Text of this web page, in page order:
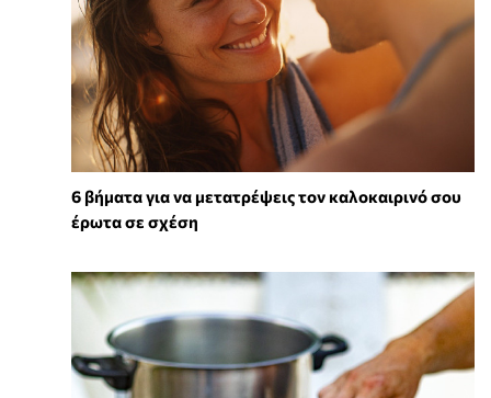
6 βήματα για να μετατρέψεις τον καλοκαιρινό σου
έρωτα σε σχέση